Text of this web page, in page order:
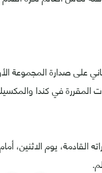
المقررة في كندا
القادمة، يوم الاثنين،